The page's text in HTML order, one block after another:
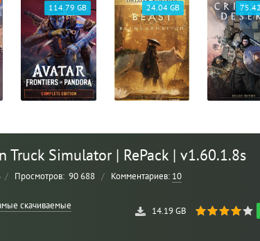
114.79 GB 24.04 GB
Truck Simulator | RePack | v1.60.1.8s
/ Просмотров: 90 688 / Комментариев: 10
14.19 GB
скачиваемые